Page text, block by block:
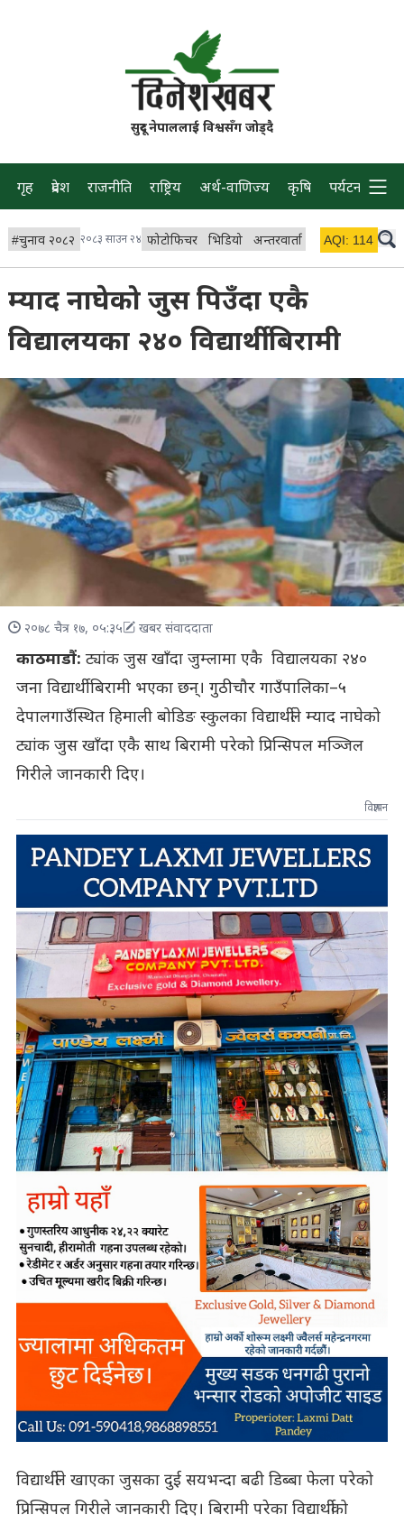
सुदूर नेपाललाई विश्वसँग जोड्दै
गृह प्रदेश राजनीति राष्ट्रिय अर्थ-वाणिज्य कृषि पर्यटन प्रवास
#चुनाव २०८२ २०८३ साउन २४ फोटोफिचर भिडियो अन्तरवार्ता विचार/ब्लग
AQI: 114
म्याद नाघेको जुस पिउँदा एकै
विद्यालयका २४० विद्यार्थी बिरामी
२०७८ चैत्र १७, ०५:३५ खबर संवाददाता
काठमाडौं: ट्यांक जुस खाँदा जुम्लामा एकै विद्यालयका २४०
जना विद्यार्थी बिरामी भएका छन्। गुठीचौर गाउँपालिका–५
देपालगाउँस्थित हिमाली बोडिङ स्कुलका विद्यार्थीले म्याद नाघेको
ट्यांक जुस खाँदा एकै साथ बिरामी परेको प्रिन्सिपल मञ्जिल
गिरीले जानकारी दिए।
विज्ञापन
विद्यार्थीले खाएका जुसका दुई सयभन्दा बढी डिब्बा फेला परेको
प्रिन्सिपल गिरीले जानकारी दिए। बिरामी परेका विद्यार्थीको